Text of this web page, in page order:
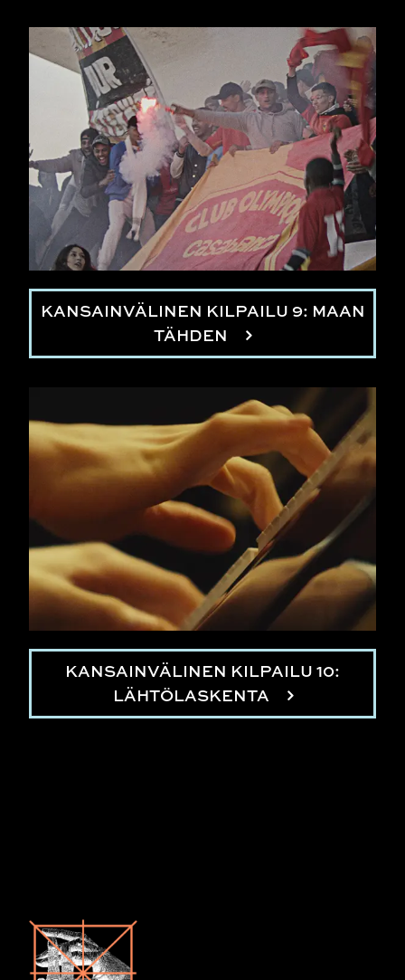
KANSAINVÄLINEN KILPAILU 9: MAAN
TÄHDEN
KANSAINVÄLINEN KILPAILU 10:
LÄHTÖLASKENTA